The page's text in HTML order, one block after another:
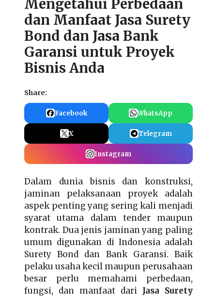
Mengetahui Perbedaan
dan Manfaat Jasa Surety
Bond dan Jasa Bank
Garansi untuk Proyek
Bisnis Anda
Share:
Facebook WhatsApp
X Telegram
Instagram
Dalam dunia bisnis dan konstruksi,
jaminan pelaksanaan proyek adalah
aspek penting yang sering kali menjadi
syarat utama dalam tender maupun
kontrak. Dua jenis jaminan yang paling
umum digunakan di Indonesia adalah
Surety Bond dan Bank Garansi. Baik
pelaku usaha kecil maupun perusahaan
besar perlu memahami perbedaan,
fungsi, dan manfaat dari Jasa Surety